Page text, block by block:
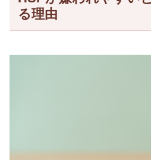
る理由